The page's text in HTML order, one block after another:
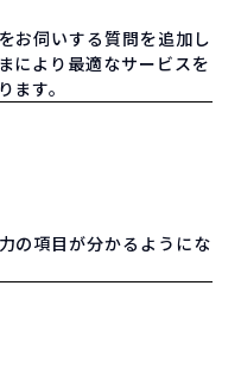
お伺いする質問を追加し
により最適なサービスを
す。
の項目が分かるようにな